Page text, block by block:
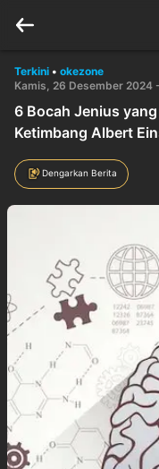
Terkini • okezone
Kamis, 26 Desember 2024
6 Bocah Jenius
Ketimbang Albert
Dengarkan Berita